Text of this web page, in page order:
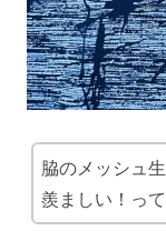
脇のメッシュ
羨ましい！っ